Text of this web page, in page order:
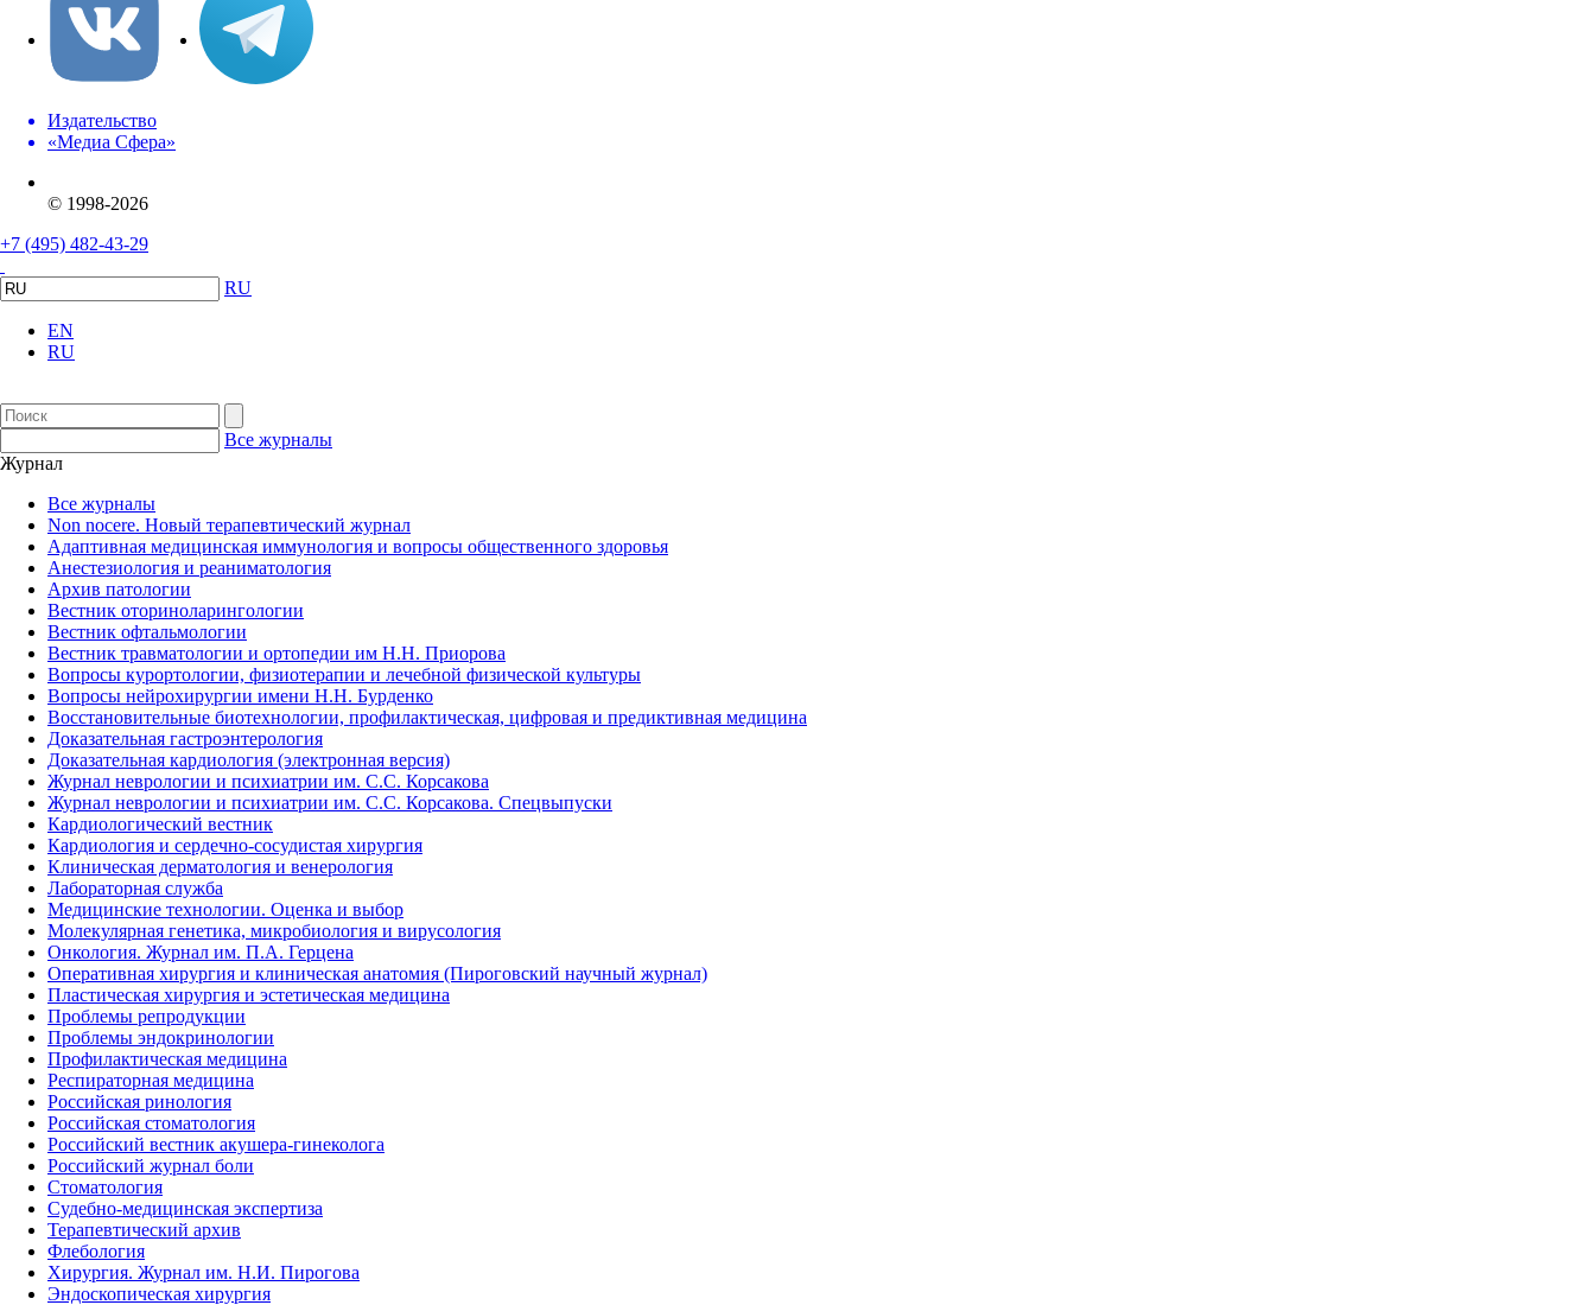
Издательство
«Медиа Сфера»
© 1998-2026
+7 (495) 482-43-29
RU
EN
RU
Все журналы
Журнал
Все журналы
Non nocere. Новый терапевтический журнал
Адаптивная медицинская иммунология и вопросы общественного здоровья
Анестезиология и реаниматология
Архив патологии
Вестник оториноларингологии
Вестник офтальмологии
Вестник травматологии и ортопедии им Н.Н. Приорова
Вопросы курортологии, физиотерапии и лечебной физической культуры
Вопросы нейрохирургии имени Н.Н. Бурденко
Восстановительные биотехнологии, профилактическая, цифровая и предиктивная медицина
Доказательная гастроэнтерология
Доказательная кардиология (электронная версия)
Журнал неврологии и психиатрии им. С.С. Корсакова
Журнал неврологии и психиатрии им. С.С. Корсакова. Спецвыпуски
Кардиологический вестник
Кардиология и сердечно-сосудистая хирургия
Клиническая дерматология и венерология
Лабораторная служба
Медицинские технологии. Оценка и выбор
Молекулярная генетика, микробиология и вирусология
Онкология. Журнал им. П.А. Герцена
Оперативная хирургия и клиническая анатомия (Пироговский научный журнал)
Пластическая хирургия и эстетическая медицина
Проблемы репродукции
Проблемы эндокринологии
Профилактическая медицина
Респираторная медицина
Российская ринология
Российская стоматология
Российский вестник акушера-гинеколога
Российский журнал боли
Стоматология
Судебно-медицинская экспертиза
Терапевтический архив
Флебология
Хирургия. Журнал им. Н.И. Пирогова
Эндоскопическая хирургия